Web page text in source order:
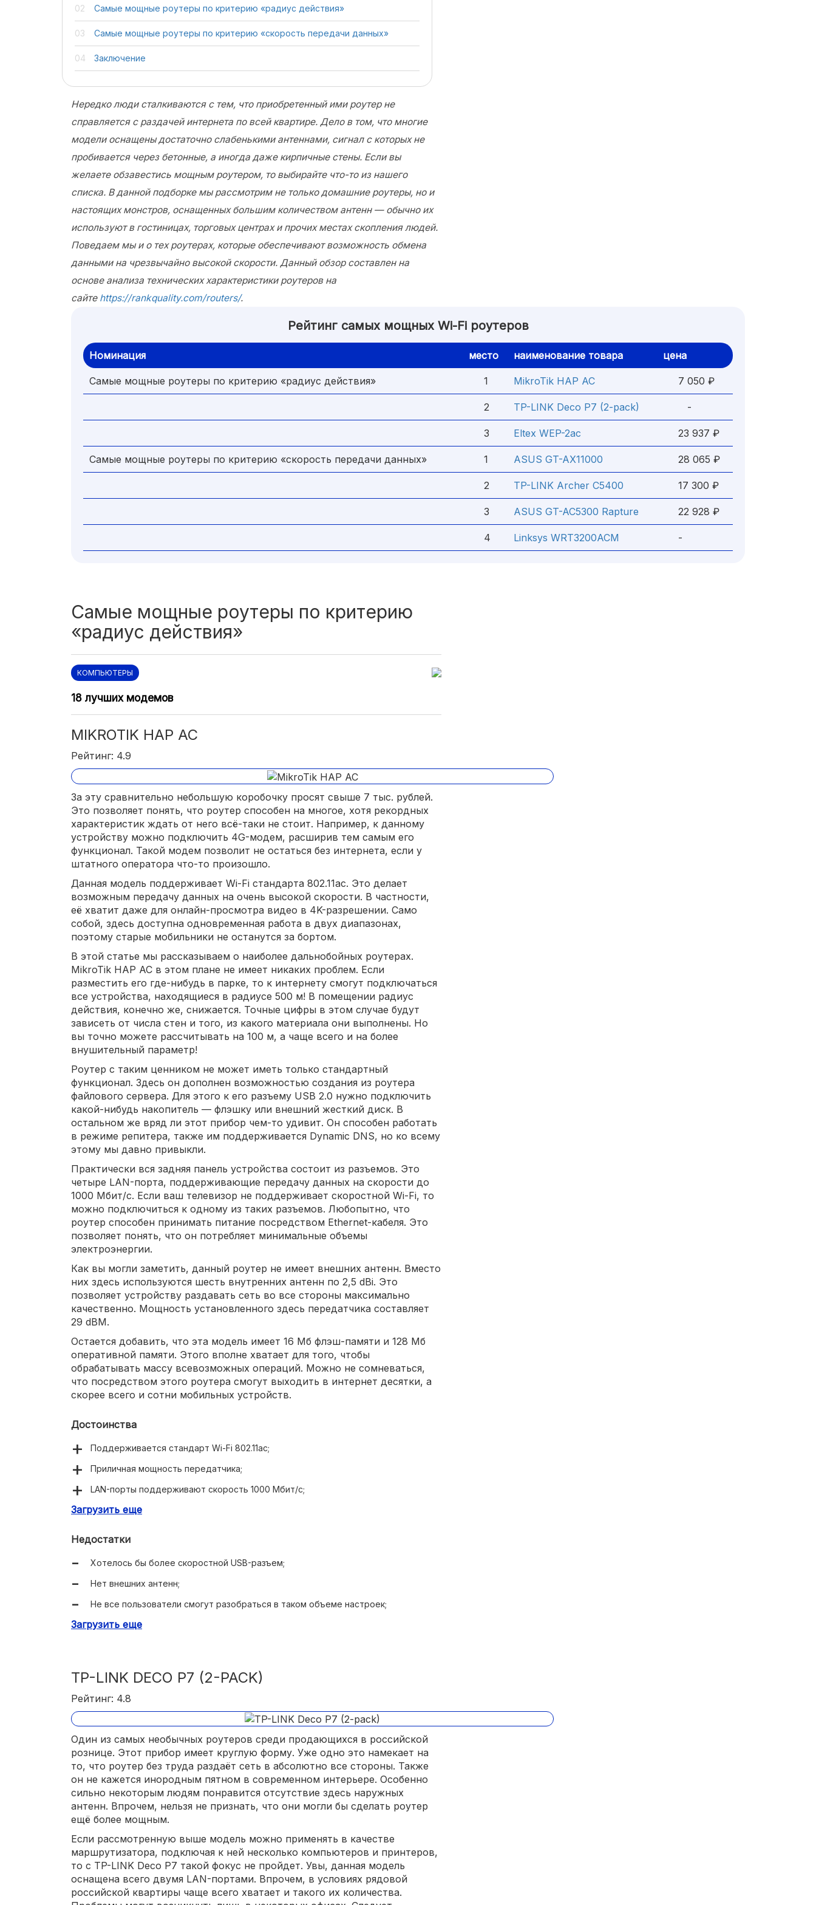
Самые мощные роутеры по критерию «радиус действия»
Самые мощные роутеры по критерию «скорость передачи данных»
Заключение
Нередко люди сталкиваются с тем, что приобретенный ими роутер не
справляется с раздачей интернета по всей квартире. Дело в том, что многие
модели оснащены достаточно слабенькими антеннами, сигнал с которых не
пробивается через бетонные, а иногда даже кирпичные стены. Если вы
желаете обзавестись мощным роутером, то выбирайте что-то из нашего
списка. В данной подборке мы рассмотрим не только домашние роутеры, но и
настоящих монстров, оснащенных большим количеством антенн — обычно их
используют в гостиницах, торговых центрах и прочих местах скопления людей.
Поведаем мы и о тех роутерах, которые обеспечивают возможность обмена
данными на чрезвычайно высокой скорости. Данный обзор составлен на
основе анализа технических характеристики роутеров на
сайте https://rankquality.com/routers/.
Рейтинг самых мощных Wi-Fi роутеров
Номинация место наименование товара цена
Самые мощные роутеры по критерию «радиус действия» 1 MikroTik HAP AC 7 050 ₽
2 TP-LINK Deco P7 (2-pack) -
3 Eltex WEP-2ac 23 937 ₽
Самые мощные роутеры по критерию «скорость передачи данных» 1 ASUS GT-AX11000 28 065 ₽
2 TP-LINK Archer C5400 17 300 ₽
3 ASUS GT-AC5300 Rapture 22 928 ₽
4 Linksys WRT3200ACM -
Самые мощные роутеры по критерию
«радиус действия»
КОМПЬЮТЕРЫ
18 лучших модемов
MIKROTIK HAP AC
Рейтинг: 4.9
За эту сравнительно небольшую коробочку просят свыше 7 тыс. рублей.
Это позволяет понять, что роутер способен на многое, хотя рекордных
характеристик ждать от него всё-таки не стоит. Например, к данному
устройству можно подключить 4G-модем, расширив тем самым его
функционал. Такой модем позволит не остаться без интернета, если у
штатного оператора что-то произошло.
Данная модель поддерживает Wi-Fi стандарта 802.11ac. Это делает
возможным передачу данных на очень высокой скорости. В частности,
её хватит даже для онлайн-просмотра видео в 4K-разрешении. Само
собой, здесь доступна одновременная работа в двух диапазонах,
поэтому старые мобильники не останутся за бортом.
В этой статье мы рассказываем о наиболее дальнобойных роутерах.
MikroTik HAP AC в этом плане не имеет никаких проблем. Если
разместить его где-нибудь в парке, то к интернету смогут подключаться
все устройства, находящиеся в радиусе 500 м! В помещении радиус
действия, конечно же, снижается. Точные цифры в этом случае будут
зависеть от числа стен и того, из какого материала они выполнены. Но
вы точно можете рассчитывать на 100 м, а чаще всего и на более
внушительный параметр!
Роутер с таким ценником не может иметь только стандартный
функционал. Здесь он дополнен возможностью создания из роутера
файлового сервера. Для этого к его разъему USB 2.0 нужно подключить
какой-нибудь накопитель — флэшку или внешний жесткий диск. В
остальном же вряд ли этот прибор чем-то удивит. Он способен работать
в режиме репитера, также им поддерживается Dynamic DNS, но ко всему
этому мы давно привыкли.
Практически вся задняя панель устройства состоит из разъемов. Это
четыре LAN-порта, поддерживающие передачу данных на скорости до
1000 Мбит/с. Если ваш телевизор не поддерживает скоростной Wi-Fi, то
можно подключиться к одному из таких разъемов. Любопытно, что
роутер способен принимать питание посредством Ethernet-кабеля. Это
позволяет понять, что он потребляет минимальные объемы
электроэнергии.
Как вы могли заметить, данный роутер не имеет внешних антенн. Вместо
них здесь используются шесть внутренних антенн по 2,5 dBi. Это
позволяет устройству раздавать сеть во все стороны максимально
качественно. Мощность установленного здесь передатчика составляет
29 dBM.
Остается добавить, что эта модель имеет 16 Мб флэш-памяти и 128 Мб
оперативной памяти. Этого вполне хватает для того, чтобы
обрабатывать массу всевозможных операций. Можно не сомневаться,
что посредством этого роутера смогут выходить в интернет десятки, а
скорее всего и сотни мобильных устройств.
Достоинства
Поддерживается стандарт Wi-Fi 802.11ac;
Приличная мощность передатчика;
LAN-порты поддерживают скорость 1000 Мбит/с;
Можно использовать в качестве файлового сервера;
Загрузить еще
Недостатки
Хотелось бы более скоростной USB-разъем;
Нет внешних антенн;
Не все пользователи смогут разобраться в таком объеме настроек;
Нельзя настроить поведение LED-индикаторов.
Загрузить еще
TP-LINK DECO P7 (2-PACK)
Рейтинг: 4.8
Один из самых необычных роутеров среди продающихся в российской
рознице. Этот прибор имеет круглую форму. Уже одно это намекает на
то, что роутер без труда раздаёт сеть в абсолютно все стороны. Также
он не кажется инородным пятном в современном интерьере. Особенно
сильно некоторым людям понравится отсутствие здесь наружных
антенн. Впрочем, нельзя не признать, что они могли бы сделать роутер
ещё более мощным.
Если рассмотренную выше модель можно применять в качестве
маршрутизатора, подключая к ней несколько компьютеров и принтеров,
то с TP-LINK Deco P7 такой фокус не пройдет. Увы, данная модель
оснащена всего двумя LAN-портами. Впрочем, в условиях рядовой
российской квартиры чаще всего хватает и такого их количества.